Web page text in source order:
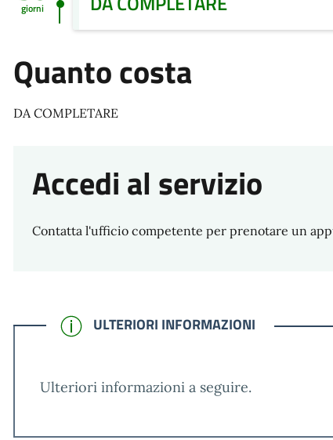
giorni
Quanto costa
DA COMPLETARE
Accedi al servizio
Contatta l'ufficio competente per prenotare un
CONFERMATO
ULTERIORI INFORMAZIONI
Ulteriori informazioni a seguire.